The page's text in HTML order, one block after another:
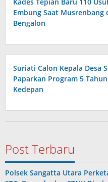
Embung Saat Musrenbang
Bengalon
Suriati Calon Kepala Desa
Paparkan Program 5 Tahun
Kedepan
Post Terbaru
Polsek Sangatta Utara